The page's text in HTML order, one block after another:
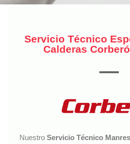
Servicio Técnico
Calderas
Nuestro Servicio Técnico